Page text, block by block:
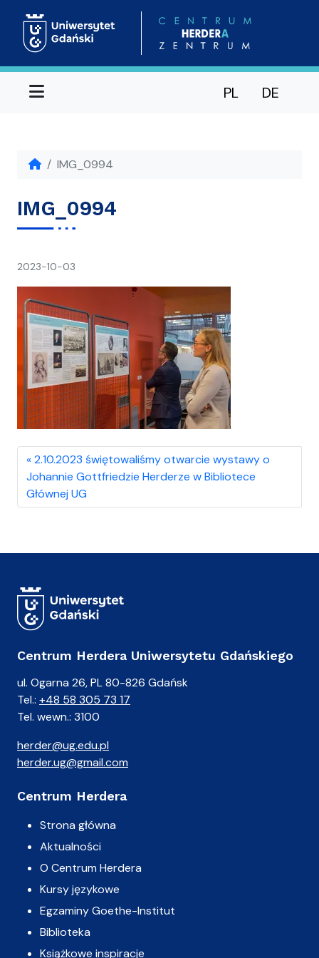
Menu PL DE
IMG_0994
IMG_0994
2023-10-03
2.10.2023 świętowaliśmy otwarcie wystawy o
Johannie Gottfriedzie Herderze w Bibliotece
Głównej UG
Centrum Herdera Uniwersytetu Gdańskiego
ul. Ogarna 26, PL 80-826 Gdańsk
Tel.: +48 58 305 73 17
Tel. wewn.: 3100
herder@ug.edu.pl
herder.ug@gmail.com
Centrum Herdera
Strona główna
Aktualności
O Centrum Herdera
Kursy językowe
Egzaminy Goethe-Institut
Biblioteka
Książkowe inspiracje